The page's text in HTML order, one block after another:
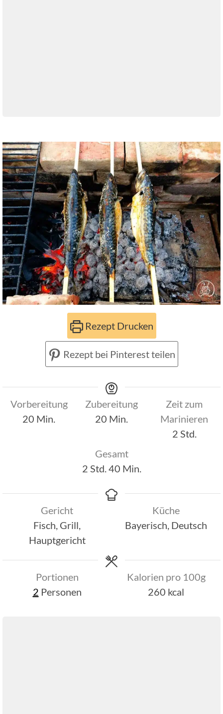
Rezept Drucken
Rezept bei Pinterest teilen
Vorbereitung
20 Minuten
Min.
Zubereitung
20 Minuten
Min.
Zeit zum
Marinieren
2Stunden
Std.
Gesamt
2Stunden
Std.40Minuten
Min.
Gericht
Fisch, Grill,
Hauptgericht
Küche
Bayerisch, Deutsch
Portionen
2 Personen
Kalorien pro 100g
260 kcal